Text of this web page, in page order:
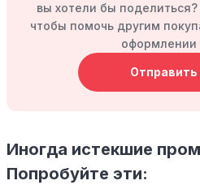
вы хотели бы поделиться?
чтобы помочь другим
оформлении
Отправить
Иногда истекшие
Попробуйте эти: